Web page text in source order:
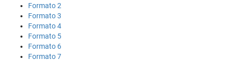
Formato 2
Formato 3
Formato 4
Formato 5
Formato 6
Formato 7